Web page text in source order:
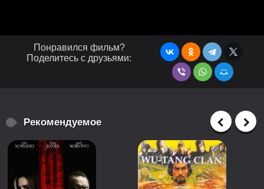
Понравился фильм?
Поделитесь с друзьями:
Рекомендуемое